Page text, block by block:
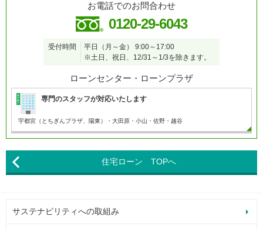
お電話でのお問合わせ
0120-29-6043
受付時間 平日（月～金）
9:00～17:00
※土日、祝日、12/31～1/3を除きます。
ローンセンター・ローンプラザ
専門のスタッフが対応いたします
宇都宮（とちぎんプラザ、陽東）・大田原・小山・ 佐野・越谷
住宅ローン TOPへ
サステナビリティへの取組み